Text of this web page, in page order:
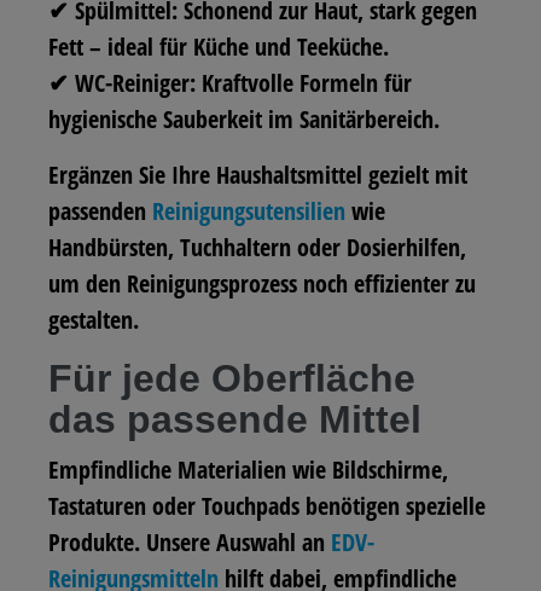
✔ Spülmittel:Schonend zur Haut, stark gegen
Fett – ideal für Küche und Teeküche.
✔ WC-Reiniger: Kraftvolle Formeln für
hygienische Sauberkeit im Sanitärbereich.
Ergänzen Sie Ihre Haushaltsmittel gezielt mit
passenden Reinigungsutensilien wie
Handbürsten, Tuchhaltern oder Dosierhilfen,
um den Reinigungsprozess noch effizienter zu
gestalten.
Für jede Oberfläche
das passende Mittel
Empfindliche Materialien wie Bildschirme,
Tastaturen oder Touchpads benötigen spezielle
Produkte. Unsere Auswahl an EDV-
Reinigungsmitteln hilft dabei, empfindliche